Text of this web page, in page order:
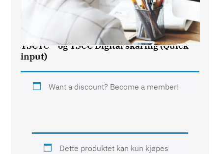
TSCYC™ og TSCC Digital skåring (Quick
input)
Want a discount? Become a member!
Dette produktet kan kun kjøpes